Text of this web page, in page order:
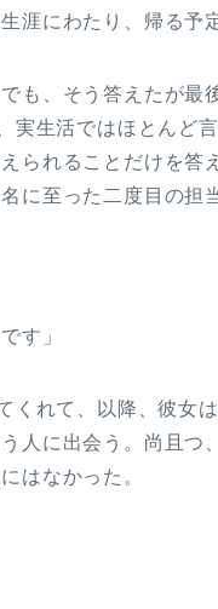
涯にわたり、帰る予
も、そう答えたが最
実生活ではほとんど
られることだけを答
に至った二度目の担
す」
くれて、以降、彼女
人に出会う。尚且つ
はなかった。